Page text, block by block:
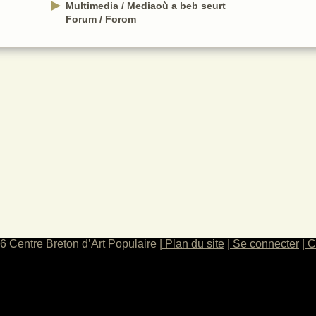
Multimedia / Mediaoù a beb seurt
Forum / Forom
Centre Breton d’Art Populaire Plan du site Se connecter